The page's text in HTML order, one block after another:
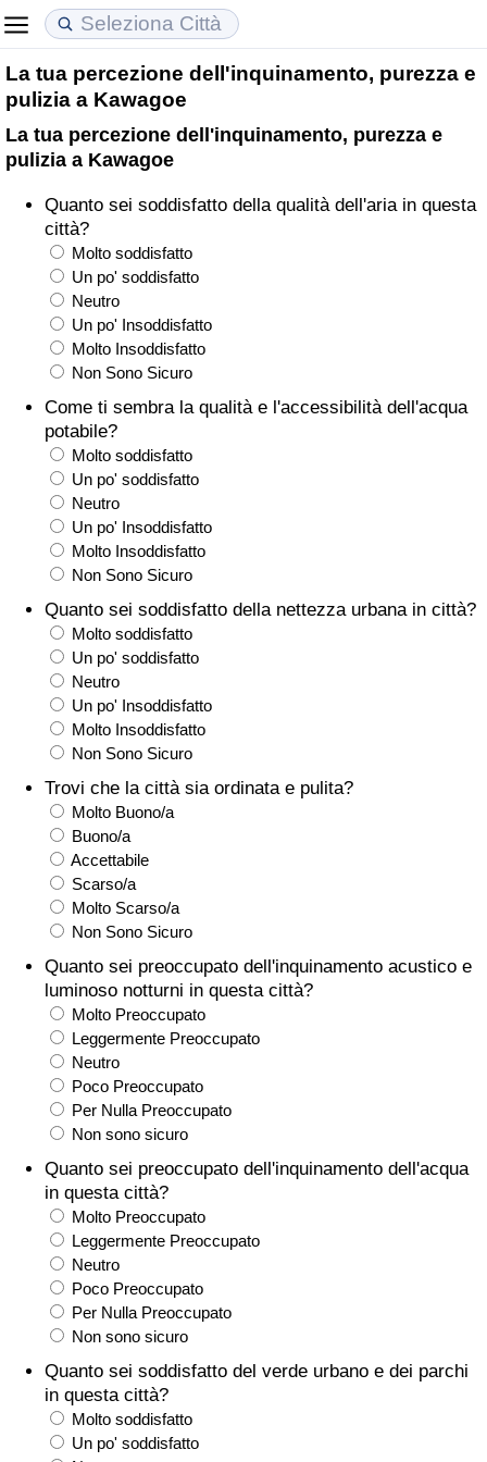
La tua percezione dell'inquinamento, purezza e
pulizia a Kawagoe
La tua percezione dell'inquinamento, purezza e
pulizia a Kawagoe
Quanto sei soddisfatto della qualità dell'aria in questa
città?
Molto soddisfatto
Un po' soddisfatto
Neutro
Un po' Insoddisfatto
Molto Insoddisfatto
Non Sono Sicuro
Come ti sembra la qualità e l'accessibilità dell'acqua
potabile?
Molto soddisfatto
Un po' soddisfatto
Neutro
Un po' Insoddisfatto
Molto Insoddisfatto
Non Sono Sicuro
Quanto sei soddisfatto della nettezza urbana in città?
Molto soddisfatto
Un po' soddisfatto
Neutro
Un po' Insoddisfatto
Molto Insoddisfatto
Non Sono Sicuro
Trovi che la città sia ordinata e pulita?
Molto Buono/a
Buono/a
Accettabile
Scarso/a
Molto Scarso/a
Non Sono Sicuro
Quanto sei preoccupato dell'inquinamento acustico e
luminoso notturni in questa città?
Molto Preoccupato
Leggermente Preoccupato
Neutro
Poco Preoccupato
Per Nulla Preoccupato
Non sono sicuro
Quanto sei preoccupato dell'inquinamento dell'acqua
in questa città?
Molto Preoccupato
Leggermente Preoccupato
Neutro
Poco Preoccupato
Per Nulla Preoccupato
Non sono sicuro
Quanto sei soddisfatto del verde urbano e dei parchi
in questa città?
Molto soddisfatto
Un po' soddisfatto
Costo della vita
Indice Del Costo Della Vita (corrente)
Indice Del Costo Della Vita
Indice del Costo della Vita per Nazione
ad Aqaba
Prezzi degli immobili
Indice del Prezzo delle Case (Corrente)
Indice del Prezzo delle Case
Indice del Prezzo delle Case per Nazione
Qualità della Vita
Indice della Qualità della Vita
Indice della Qualità della Vita (Corrente)
Indice della qualità della vita per Paese
Criminalità
Indice del Tasso di Criminalità (Corrente)
Indice della Criminalità
Indice di criminalità per paese
Assistenza Sanitaria
Indice dell’Assistenza Sanitaria (Corrente)
Indice dell’Assistenza Sanitaria
Indice dell’Assistenza Sanitaria per
Nazione
Indice dell’Inquinamento (Corrente)
Indice di inquinamento
Indice dell’Inquinamento per Nazione
Traffico
Indice del Traffico
Indice del traffico (Corrente)
Indice del traffico per Nazione